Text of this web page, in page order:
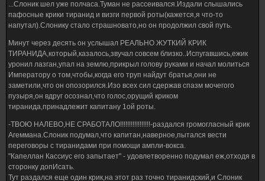
...Слоник шел уже полчаса.Туман не рассеивался.Издали слышались
пафосные крики тиранид и визги первой роты(кажется,я что-то
напутал).Слонику стало страшновато,но он продолжил свой путь.
Минут через десять он услышал РЕАЛЬНО ЖУТКИЙ КРИК
ТИРАНИДА,который,казалось,звучал совсем близко..Испугавшись,ежик
уронил лазган,упал на землю,прикрыл голову руками и начал молиться
Императору о том,чтобы,когда его труп найдут братья,они не
заметили,что он опозорился.Изо всех сил сдержав спазм мочегого
пузыря,он вдруг осознал,что голос,орущий криком
тиранида,принадлежит капитану 1ой роты.
-ТВОЮ НАЛЕВО,НЕ СРАБОТАЛО!!!!!!!!!!!!!!!!!-раздался громогласный крик
Агеммана.Слоник подумал,что капитан,наверное,пытался вести
переговоры с тиранидами при помощи ампли-вокса.
"Капеллан Кассиус его запытает" - удовлетворенно подумал еж,отходя в
сторонку допИсать.
Тут раздался еще один крик,на этот раз точно тиранидский,и Слоник